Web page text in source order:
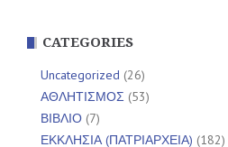
CATEGORIES
Uncategorized (26)
ΑΘΛΗΤΙΣΜΟΣ (53)
ΒΙΒΛΙΟ (7)
ΕΚΚΛΗΣΙΑ (ΠΑΤΡΙΑΡΧΕΙΑ) (182)